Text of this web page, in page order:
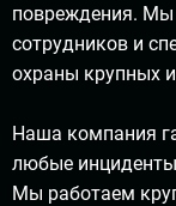
повреждения. Мы
сотрудников и
охраны крупных
Наша компания
любые инциденты
Мы работаем